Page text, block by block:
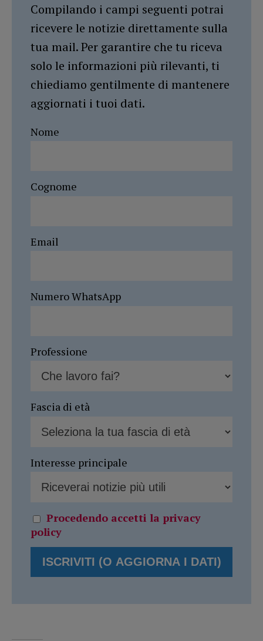
Compilando i campi seguenti potrai
ricevere le notizie direttamente sulla
tua mail. Per garantire che tu riceva
solo le informazioni più rilevanti, ti
chiediamo gentilmente di mantenere
aggiornati i tuoi dati.
Nome
Cognome
Email
Numero WhatsApp
Professione
Fascia di età
Interesse principale
Procedendo accetti la privacy
policy